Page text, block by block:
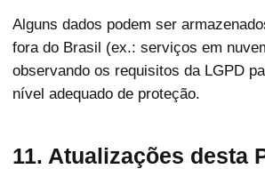
Alguns dados podem ser
fora do Brasil (ex.: serviços em
observando os requisitos da LGPD
nível adequado de proteção.
11. Atualizações desta